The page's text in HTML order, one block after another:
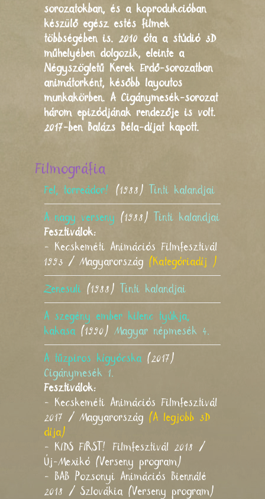
sorozatokban, és a koprodukcióban
készülő egész estés filmek
többségében is. 2010 óta a stúdió 3D
műhelyében dolgozik, eleinte a
Négyszögletű Kerek Erdő-sorozatban
animátorként, később layoutos
munkakörben. A Cigánymesék-sorozat
három epizódjának rendezője is volt.
2017-ben Balázs Béla-díjat kapott.
Filmográfia
Fel, torreádor! (1988) Tinti kalandjai
A nagy verseny (1988)
Tinti kalandjai
Fesztiválok:
- Kecskeméti Animációs Filmfesztivál
1993 / Magyarország (Kategóriadíj )
Zenesuli (1988) Tinti kalandjai
A szegény ember kilenc tyúkja,
kakasa (1990) Magyar népmesék 4.
A tűzpiros kígyócska (2017)
Cigánymesék 1.
Fesztiválok:
- Kecskeméti Animációs Filmfesztivál
2017 / Magyarország (A legjobb 3D
díja)
- KIDS FIRST! Filmfesztivál 2018 /
Új-Mexikó (Verseny program)
- BAB Pozsonyi Animációs Biennálé
2018 / Szlovákia (Verseny program)